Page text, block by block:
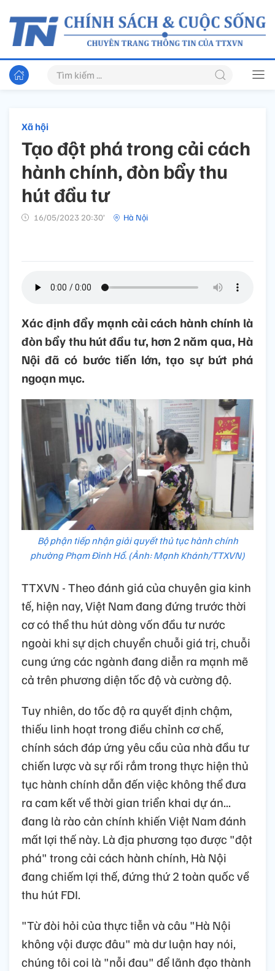
Xã hội
Tạo đột phá trong cải cách
hành chính, đòn bẩy thu
hút đầu tư
16/05/2023 20:30’ Hà Nội
Xác định đẩy mạnh cải cách hành chính là
đòn bẩy thu hút đầu tư, hơn 2 năm qua, Hà
Nội đã có bước tiến lớn, tạo sự bứt phá
ngoạn mục.
Bộ phận tiếp nhận giải quyết thủ tục hành chính
phường Phạm Đình Hổ. (Ảnh: Mạnh Khánh/TTXVN)
TTXVN - Theo đánh giá của chuyên gia kinh
tế, hiện nay, Việt Nam đang đứng trước thời
cơ có thể thu hút dòng vốn đầu tư nước
ngoài khi sự dịch chuyển chuỗi giá trị, chuỗi
cung ứng các ngành đang diễn ra mạnh mẽ
cả trên phương diện tốc độ và cường độ.
Tuy nhiên, do tốc độ ra quyết định chậm,
thiếu linh hoạt trong điều chỉnh cơ chế,
chính sách đáp ứng yêu cầu của nhà đầu tư
chiến lược và sự rối rắm trong thực hiện thủ
tục hành chính dẫn đến việc không thể đưa
ra cam kết về thời gian triển khai dự án...
đang là rào cản chính khiến Việt Nam đánh
mất lợi thế này. Là địa phương tạo được "đột
phá" trong cải cách hành chính, Hà Nội
đang chiếm lợi thế, đứng thứ 2 toàn quốc về
thu hút FDI.
"Từ đòi hỏi của thực tiễn và câu "Hà Nội
không vội được đâu" mà dư luận hay nói,
chúng tôi coi là "nỗi đau" để lãnh đạo thành